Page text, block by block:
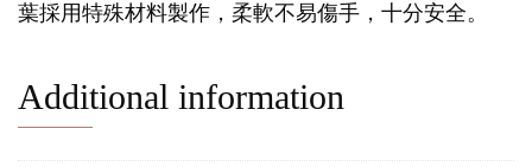
葉採用特殊材料製作，柔軟不易傷手，十分安全。
Additional information